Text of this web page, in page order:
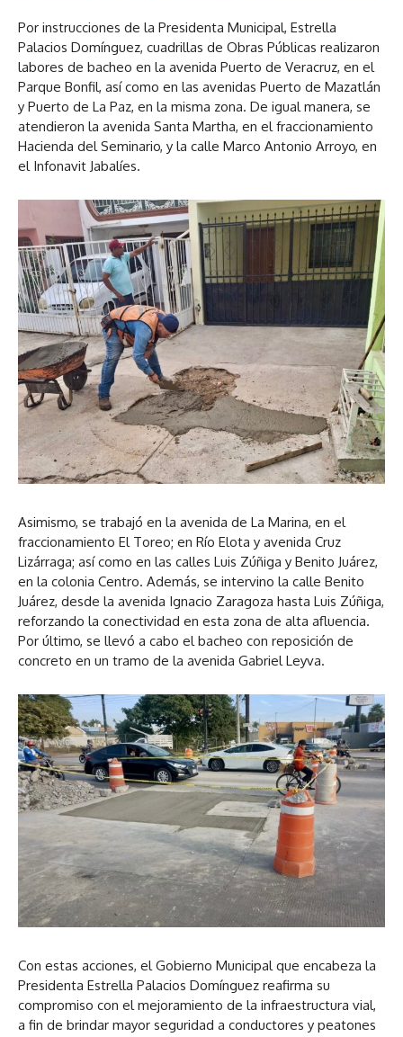
Por instrucciones de la Presidenta Municipal, Estrella
Palacios Domínguez, cuadrillas de Obras Públicas realizaron
labores de bacheo en la avenida Puerto de Veracruz, en el
Parque Bonfil, así como en las avenidas Puerto de Mazatlán
y Puerto de La Paz, en la misma zona. De igual manera, se
atendieron la avenida Santa Martha, en el fraccionamiento
Hacienda del Seminario, y la calle Marco Antonio Arroyo, en
el Infonavit Jabalíes.
Asimismo, se trabajó en la avenida de La Marina, en el
fraccionamiento El Toreo; en Río Elota y avenida Cruz
Lizárraga; así como en las calles Luis Zúñiga y Benito Juárez,
en la colonia Centro. Además, se intervino la calle Benito
Juárez, desde la avenida Ignacio Zaragoza hasta Luis Zúñiga,
reforzando la conectividad en esta zona de alta afluencia.
Por último, se llevó a cabo el bacheo con reposición de
concreto en un tramo de la avenida Gabriel Leyva.
Con estas acciones, el Gobierno Municipal que encabeza la
Presidenta Estrella Palacios Domínguez reafirma su
compromiso con el mejoramiento de la infraestructura vial,
a fin de brindar mayor seguridad a conductores y peatones